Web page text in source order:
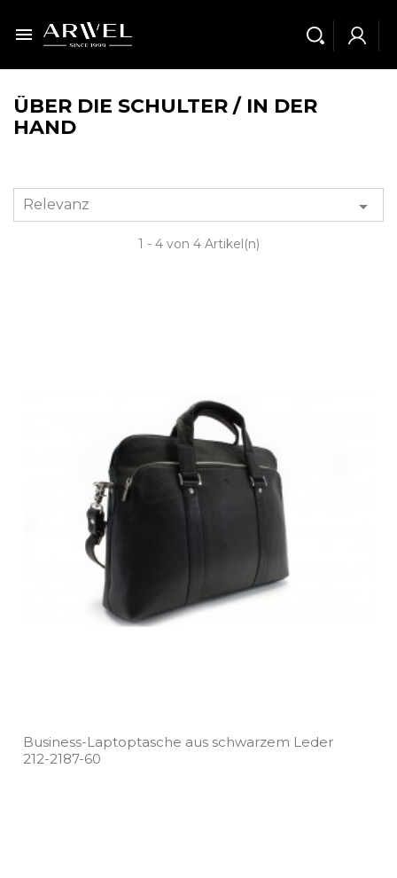

ÜBER DIE SCHULTER / IN DER
HAND
Relevanz 
1 - 4 von 4 Artikel(n)
Business­-Laptoptasche aus schwarzem Leder
212­-2187­-60